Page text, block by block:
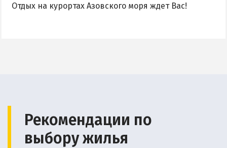
Отдых на курортах Азовского моря ждет Вас!
Рекомендации по
выбору жилья